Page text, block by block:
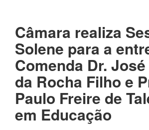
Câmara realiza
Solene para a
Comenda Dr.
da Rocha Filho e
Paulo Freire de
em Educação